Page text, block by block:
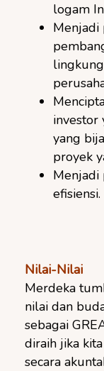
logam
Menjadi
investor
yang
proyek
Menjadi
efisiensi.
Nilai-Nilai
Merdeka
nilai dan
sebagai
diraih jika
secara